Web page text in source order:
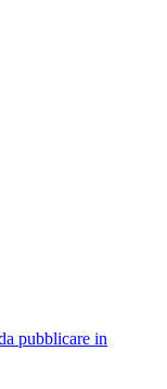
pubblicare in